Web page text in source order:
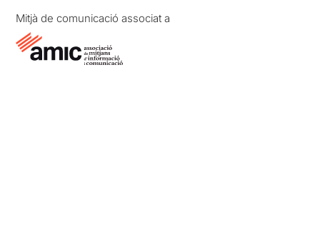
Mitjà de comunicació associat a